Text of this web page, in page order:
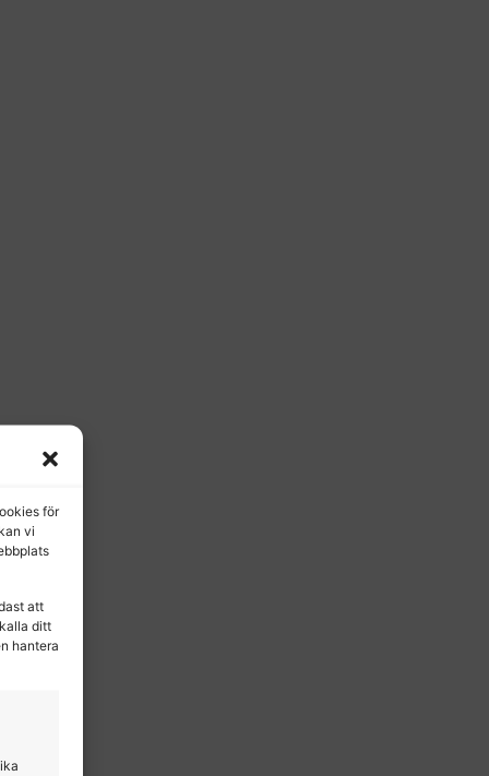
för
vi
att
ditt
hantera